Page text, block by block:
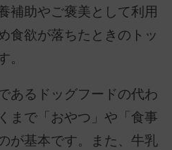
補助やご褒美として利用
食欲が落ちたときのトッ
。
あるドッグフードの代わ
まで「おやつ」や「食事
が基本です。また、牛乳